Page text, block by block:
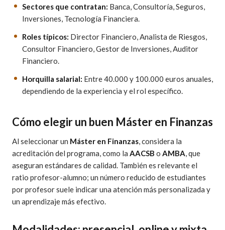
Sectores que contratan: Banca, Consultoría, Seguros,
Inversiones, Tecnología Financiera.
Roles típicos: Director Financiero, Analista de Riesgos,
Consultor Financiero, Gestor de Inversiones, Auditor
Financiero.
Horquilla salarial: Entre 40.000 y 100.000 euros anuales,
dependiendo de la experiencia y el rol específico.
Cómo elegir un buen Máster en Finanzas
Al seleccionar un Máster en Finanzas, considera la
acreditación del programa, como la AACSB o AMBA, que
aseguran estándares de calidad. También es relevante el
ratio profesor-alumno; un número reducido de estudiantes
por profesor suele indicar una atención más personalizada y
un aprendizaje más efectivo.